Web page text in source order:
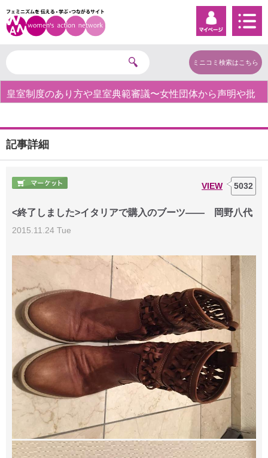
ミニコミ検索はこちら
皇室制度のあり方や皇室典範審議〜女性団体から声明や批
記事詳細
VIEW 5032
<終了しました>イタリアで購入のブーツ―― 岡野八代
2015.11.24 Tue